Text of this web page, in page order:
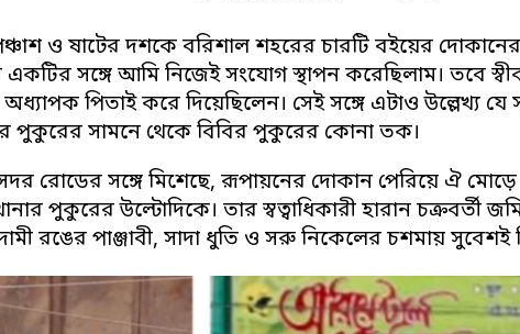
ও ষাটের দশকে বরিশাল শহরের চারটি বইয়ের দোকানের
সঙ্গে আমি নিজেই সংযোগ স্থাপন করেছিলাম। তবে
অধ্যাপক পিতাই করে দিয়েছিলেন। সেই সঙ্গে এটাও
পুকুরের সামনে থেকে বিবির পুকুরের কোনা তক।
রোডের সঙ্গে মিশেছে, রূপায়নের দোকান পেরিয়ে ঐ মোড়ে
পুকুরের উল্টোদিকে। তার স্বত্বাধিকারী হারান
রঙের পাঞ্জাবী, সাদা ধুতি ও সরু নিকেলের চশমায় সুবেশই